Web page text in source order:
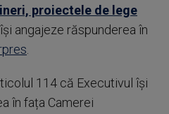
proiectele de lege
angajeze răspunderea în
114 că Executivul își
în fața Camerei